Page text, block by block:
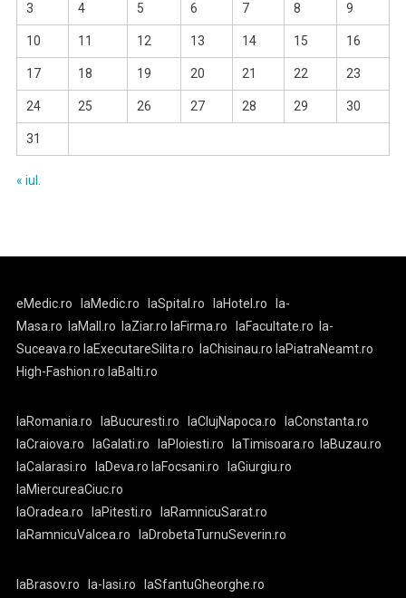
3 4 5 6 7 8 9
10 11 12 13 14 15 16
17 18 19 20 21 22 23
24 25 26 27 28 29 30
31
« iul.
eMedic.ro laMedic.ro laSpital.ro laHotel.ro
la-
Masa.ro
laMall.ro laZiar.ro laFirma.ro laFacultate.ro
la-
Suceava.ro laExecutareSilita.ro laChisinau.ro laPiatraNeamt.ro
High-Fashion.ro laBalti.ro
laRomania.ro laBucuresti.ro laClujNapoca.ro
laConstanta.ro
laCraiova.ro
laGalati.ro laPloiesti.ro laTimisoara.ro
laBuzau.ro
laCalarasi.ro
laDeva.ro laFocsani.ro
laGiurgiu.ro
laMiercureaCiuc.ro
laOradea.ro
laPitesti.ro
laRamnicuSarat.ro
laRamnicuValcea.ro
laDrobetaTurnuSeverin.ro
laBrasov.ro la-Iasi.ro laSfantuGheorghe.ro